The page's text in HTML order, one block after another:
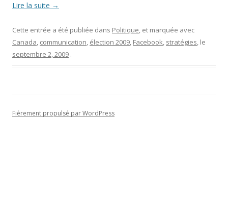
Lire la suite →
Cette entrée a été publiée dans Politique, et marquée avec
Canada, communication, élection 2009, Facebook, stratégies, le
septembre 2, 2009 .
Fièrement propulsé par WordPress